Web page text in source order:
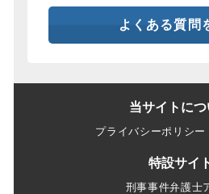
よくある質問
当サイトにつ
プライバシーポリシー
特設サイ
刑事事件弁護士